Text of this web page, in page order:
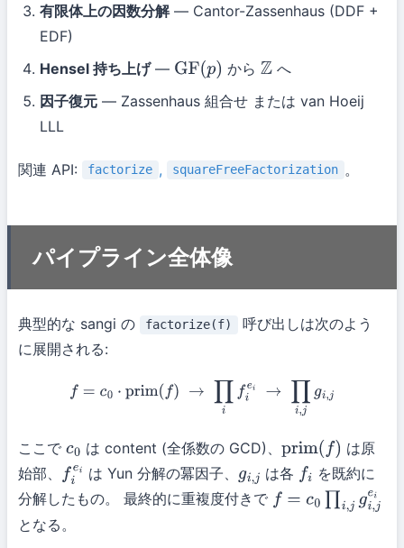
有限体上の因数分解— Cantor-Zassenhaus (DDF +
EDF)
Hensel 持ち上げ— GF(p) から Zへ
因子復元 — Zassenhaus 組合せ または van Hoeij
LLL
関連 API: factorize , squareFreeFactorization 。
パイプライン全体像
典型的な sangi の factorize(f)
呼び出しは次のよう
に展開される:
f=c0⋅prim )→ →∏ gi,j
ここで c0 は content (全係数の GCD)、prim(f)
は原
始部、 fiei は Yun 分解の冪因子、 gi,j は各 fi
を既約に
分解したもの。 最終的に重複度付きで f= c0 ∏i, g i,j e
となる。